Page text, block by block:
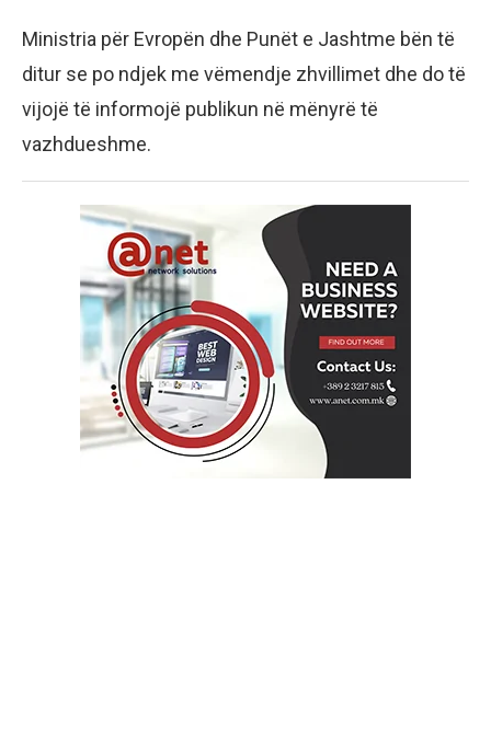
Ministria për Evropën dhe Punët e Jashtme bën të
ditur se po ndjek me vëmendje zhvillimet dhe do të
vijojë të informojë publikun në mënyrë të
vazhdueshme.